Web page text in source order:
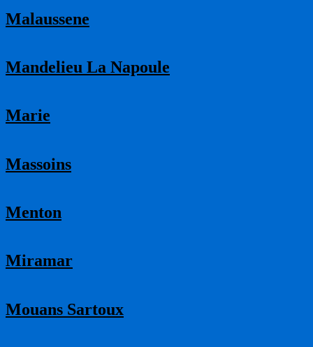
Malaussene
Mandelieu La Napoule
Marie
Massoins
Menton
Miramar
Mouans Sartoux